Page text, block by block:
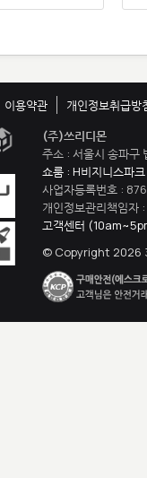
이용약관 개인정보취급방
(주)쓰리디몬
주소 : 서울시 송파구
쇼룸 : H비지니스파
사업자등록번호 :
개인정보관리책임
고객센터
© Copyright 2026